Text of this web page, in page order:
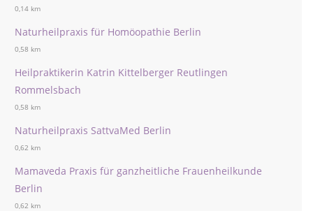
0,14 km
Naturheilpraxis für Homöopathie Berlin
0,58 km
Heilpraktikerin Katrin Kittelberger Reutlingen
Rommelsbach
0,58 km
Naturheilpraxis SattvaMed Berlin
0,62 km
Mamaveda Praxis für ganzheitliche Frauenheilkunde
Berlin
0,62 km